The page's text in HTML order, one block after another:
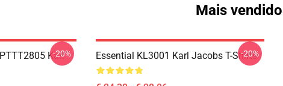
Mais
Karl
-20% Essential KL3001 Karl Jacobs T-Shirts
-20%